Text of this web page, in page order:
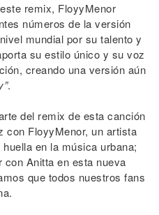
remix, FloyyMenor
números de la versión
mundial por su talento y
su estilo único y su voz
creando una versión aún
.
del remix de esta canción
con FloyyMenor, un artista
en la música urbana;
Anitta en esta nueva
que todos nuestros fans